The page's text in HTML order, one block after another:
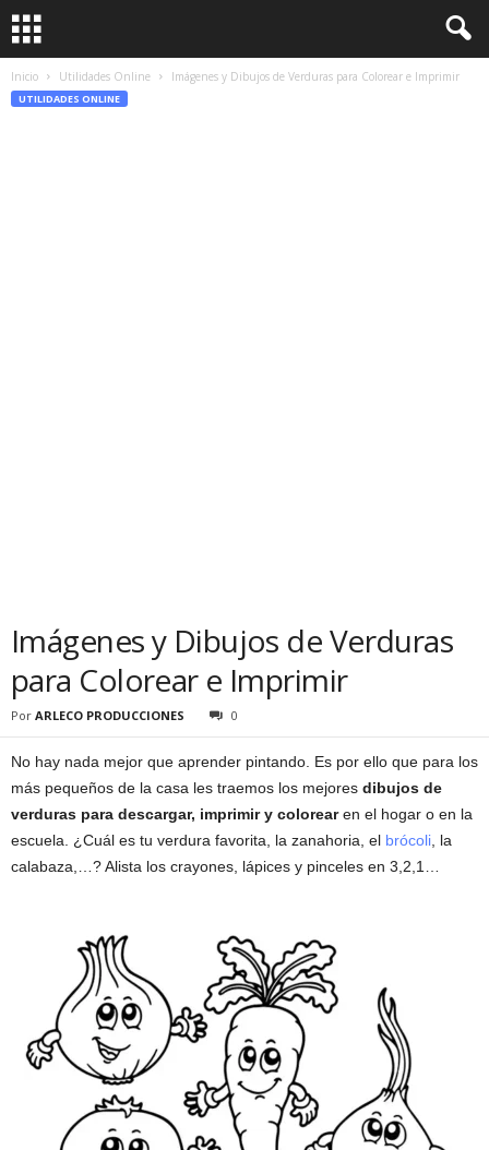
Inicio Utilidades Online Imágenes y Dibujos de Verduras para Colorear e Imprimir
UTILIDADES ONLINE
Imágenes y Dibujos de Verduras
para Colorear e Imprimir
Por ARLECO PRODUCCIONES 0
No hay nada mejor que aprender pintando. Es por ello que para los
más pequeños de la casa les traemos los mejores dibujos de
verduras para descargar, imprimir y colorearen el hogar o en la
escuela. ¿Cuál es tu verdura favorita, la zanahoria, el brócoli , la
calabaza,…? Alista los crayones, lápices y pinceles en 3,2,1…